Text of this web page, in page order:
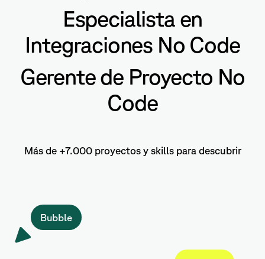
Especialista en
Integraciones No Code
Gerente de Proyecto No
Code
Más de +7.000 proyectos y skills para descubrir
Bubble